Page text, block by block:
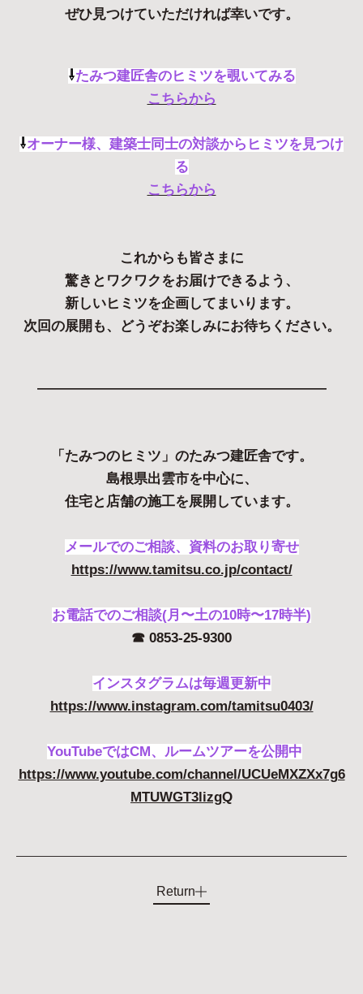
ぜひ見つけていただければ幸いです。
⇩たみつ建匠舎のヒミツを覗いてみる
こちらから
⇩オーナー様、建築士同士の対談からヒミツを見つけ
る
こちらから
これからも皆さまに
驚きとワクワクをお届けできるよう、
新しいヒミツを企画してまいります。
次回の展開も、どうぞお楽しみにお待ちください。
—————————————————————
「たみつのヒミツ」のたみつ建匠舎です。
島根県出雲市を中心に、
住宅と店舗の施工を展開しています。
メールでのご相談、資料のお取り寄せ
https://www.tamitsu.co.jp/contact/
お電話でのご相談(月〜土の10時〜17時半)
☎︎ 0853-25-9300
インスタグラムは毎週更新中
https://www.instagram.com/tamitsu0403/
YouTubeではCM、ルームツアーを公開中
https://www.youtube.com/channel/UCUeMXZXx7g6
MTUWGT3lizgQ
Return